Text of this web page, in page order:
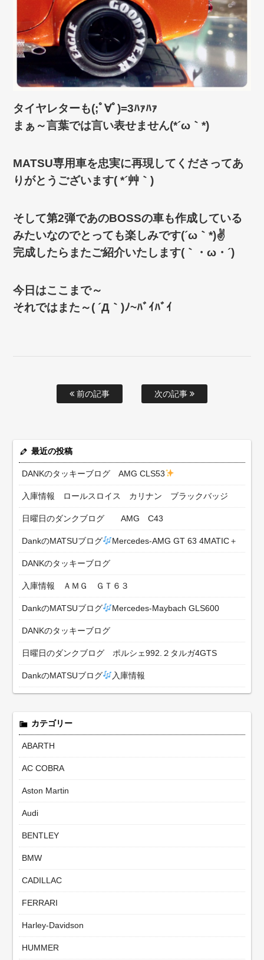
タイヤレターも(;ﾟ∀ﾟ)=3ﾊｧﾊｧ
まぁ～言葉では言い表せません(*´ω｀*)
MATSU専用車を忠実に再現してくださってあ
りがとうございます( *´艸｀)
そして第2弾であのBOSSの車も作成している
みたいなのでとっても楽しみです(´ω｀*)✌
完成したらまたご紹介いたします(｀・ω・´)ゞ
今日はここまで～
それではまた～( ´Д｀)ﾉ~ﾊﾞｲﾊﾞｲ
前の記事 次の記事
最近の投稿
DANKのタッキーブログ AMG CLS53
入庫情報 ロールスロイス カリナン ブラックバッジ
日曜日のダンクブログ AMG C43
DankのMATSUブログ Mercedes-AMG GT 63 4MATIC＋
DANKのタッキーブログ
入庫情報 ＡＭＧ ＧＴ６３
DankのMATSUブログ Mercedes-Maybach GLS600
DANKのタッキーブログ
日曜日のダンクブログ ポルシェ992.２タルガ4GTS
DankのMATSUブログ 入庫情報
カテゴリー
ABARTH
AC COBRA
Aston Martin
Audi
BENTLEY
BMW
CADILLAC
FERRARI
Harley-Davidson
HUMMER